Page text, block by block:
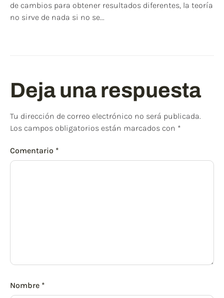
de cambios para obtener resultados diferentes, la teoría
no sirve de nada si no se...
Deja una respuesta
Tu dirección de correo electrónico no será publicada.
Los campos obligatorios están marcados con *
Comentario *
Nombre *